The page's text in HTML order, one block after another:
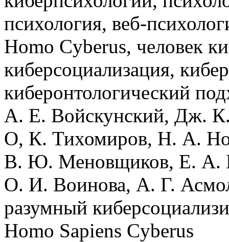
психология, веб-
Homo Cyberus, человек
киберсоциализация,
киберонтологический
А. Е. Войскунский, Дж.
О, К. Тихомиров, Н. А.
В. Ю. Меновщиков, Е. А.
О. И. Воинова, А. Г.
разумный
Homo Sapiens Cyberus